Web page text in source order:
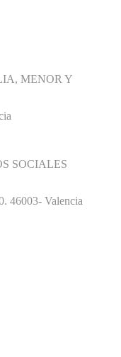
MENOR Y
SOCIALES
46003- Valencia